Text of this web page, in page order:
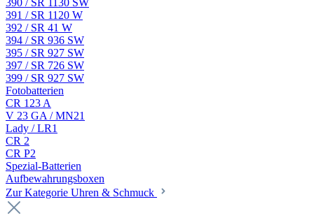
390 / SR 1130 SW
391 / SR 1120 W
392 / SR 41 W
394 / SR 936 SW
395 / SR 927 SW
397 / SR 726 SW
399 / SR 927 SW
Fotobatterien
CR 123 A
V 23 GA / MN21
Lady / LR1
CR 2
CR P2
Spezial-Batterien
Aufbewahrungsboxen
Zur Kategorie Uhren & Schmuck